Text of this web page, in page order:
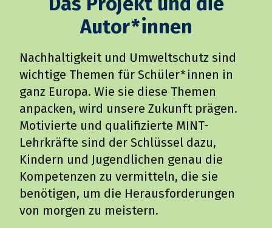
An Apple a Day Keeps the Climate
Okay
PRIMARSTUFE, SEKUNDARSTUFE
GRUNDSCHULE, BIOLOGIE, GEOGRAPHIE,
ANDERE
NACHHALTIGKEIT, LEBENSMITTEL
Autor*innen
Nachhaltigkeit und Umweltschutz sind
wichtige Themen für Schüler*innen in
ganz Europa. Wie sie diese Themen
anpacken, wird unsere Zukunft prä­gen.
Motivierte und qualifizierte MINT-
Lehrkräfte sind der Schlüssel dazu,
Kindern und Jugendlichen genau die
Kompetenzen zu vermitteln, die sie
benötigen, um die Herausforderungen
von morgen zu meistern.